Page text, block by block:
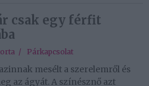
csak egy férfit
/ Párkapcsolat
mesélt a szerelemről és
az ágyát. A színésznő azt